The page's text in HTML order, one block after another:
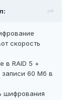
скорость
в RAID 5 +
записи 60 Мб в
шифрования